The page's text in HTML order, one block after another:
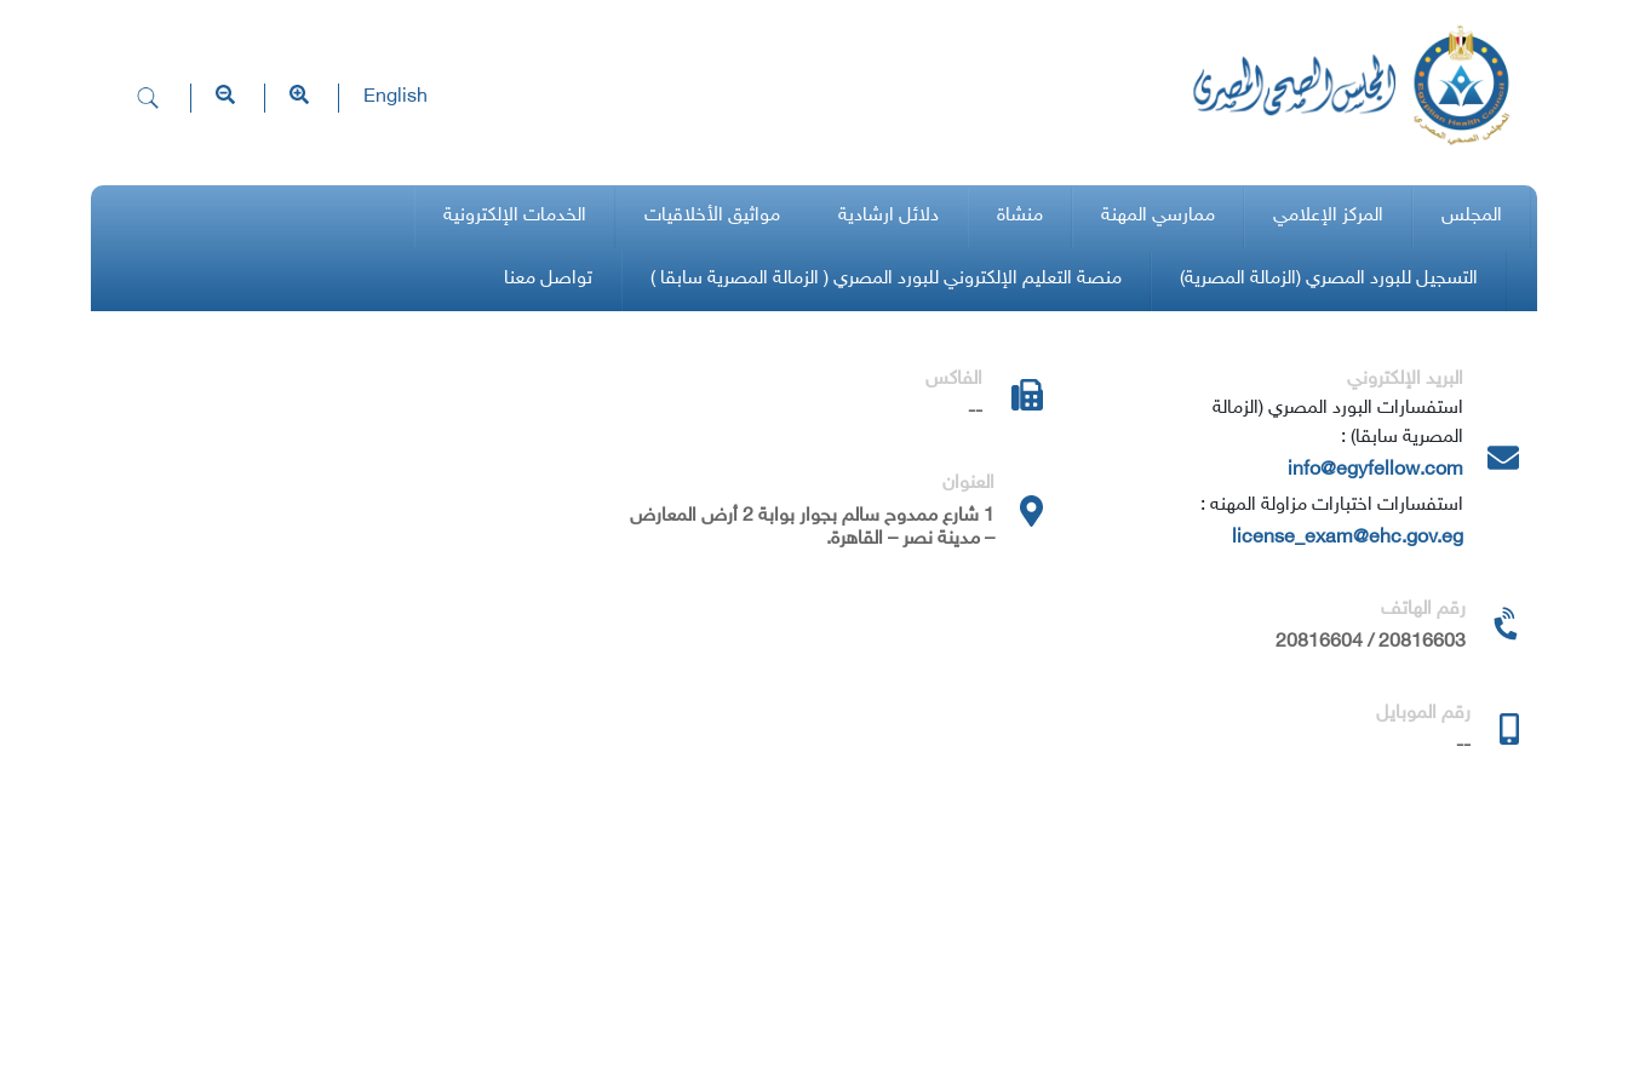
English
المجلس المركز الإعلامي ممارسي المهنة منشاة دلائل ارشادية مواثيق الأخلاقيات الخدمات الإلكترونية
التسجيل للبورد المصري (الزمالة المصرية) منصة التعليم الإلكتروني للبورد المصري ( الزمالة المصرية سابقا ) تواصل معنا
البريد الإلكتروني
استفسارات البورد المصري (الزمالة
المصرية سابقا) :
info@egyfellow.com
استفسارات اختبارات مزاولة المهنه :
license_exam@ehc.gov.eg
رقم الهاتف
20816603 / 20816604
رقم الموبايل
--
الفاكس
--
العنوان
1 شارع ممدوح سالم بجوار بوابة 2 أرض المعارض
– مدينة نصر – القاهرة.